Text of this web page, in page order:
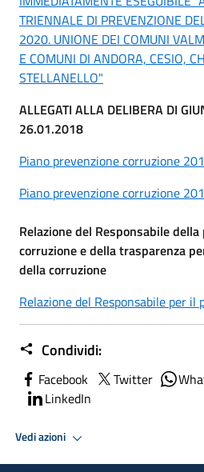
TRIENNALE DI PREVENZIONE
2020. UNIONE DEI COMUNI
E COMUNI DI ANDORA, CESIO,
STELLANELLO"
ALLEGATI ALLA DELIBERA DI
26.01.2018
Piano prevenzione corruzione
Piano prevenzione corruzione
Relazione del Responsabile
corruzione e della trasparenza
della corruzione
Relazione del Responsabile per
Condividi:
Facebook Twitter
LinkedIn
Vedi azioni